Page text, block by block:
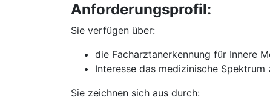
Anforderungsprofil:
Sie verfügen über:
die Facharztanerkennung für Innere
Interesse das medizinische
Sie zeichnen sich aus durch: